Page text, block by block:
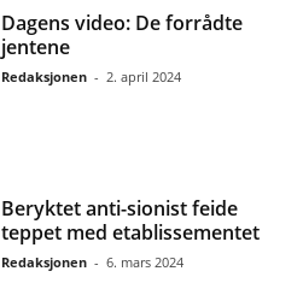
Dagens video: De forrådte
jentene
Redaksjonen - 2. april 2024
Beryktet anti-sionist feide
teppet med etablissementet
Redaksjonen - 6. mars 2024